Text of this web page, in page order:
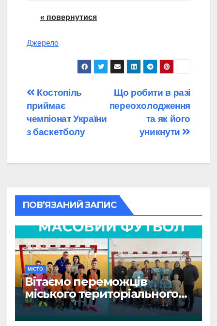
« повернутися
Джерело
Навігація
записів
Що робити в разі
переохолодження
та як його
уникнути
Костопіль
приймає
чемпіонат України
з баскетболу
ПОВ’ЯЗАНИЙ ЗАПИС
МІСТО
Вітаємо переможців
міського територіального
етапу змагань «Пліч-о-пліч:
Всеукраїнські шкільні ліги»